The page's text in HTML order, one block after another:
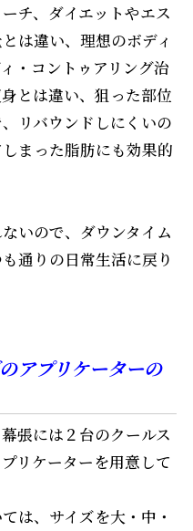
チ、ダイエットやエス
は違い、理想のボディ
・コントゥアリング治
とは違い、狙った部位
リバウンドしにくいの
まった脂肪にも効果的
いので、ダウンタイム
通りの日常生活に戻り
アプリケーターの
張には２台のクールス
リケーターを用意して
は、サイズを大・中・